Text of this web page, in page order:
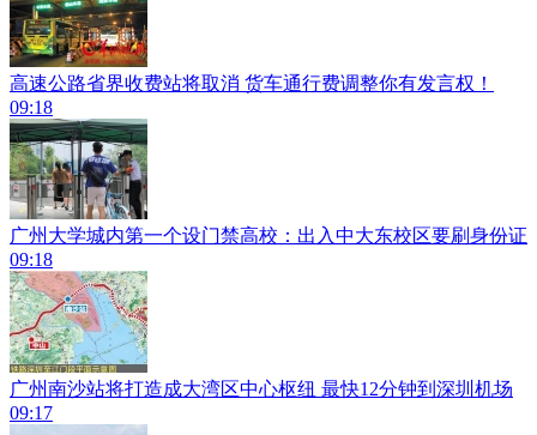
高速公路省界收费站将取消 货车通行费调整你有发言权！
09:18
​广州大学城内第一个设门禁高校：出入中大东校区要刷身份证
09:18
广州南沙站将打造成大湾区中心枢纽 最快12分钟到深圳机场
09:17